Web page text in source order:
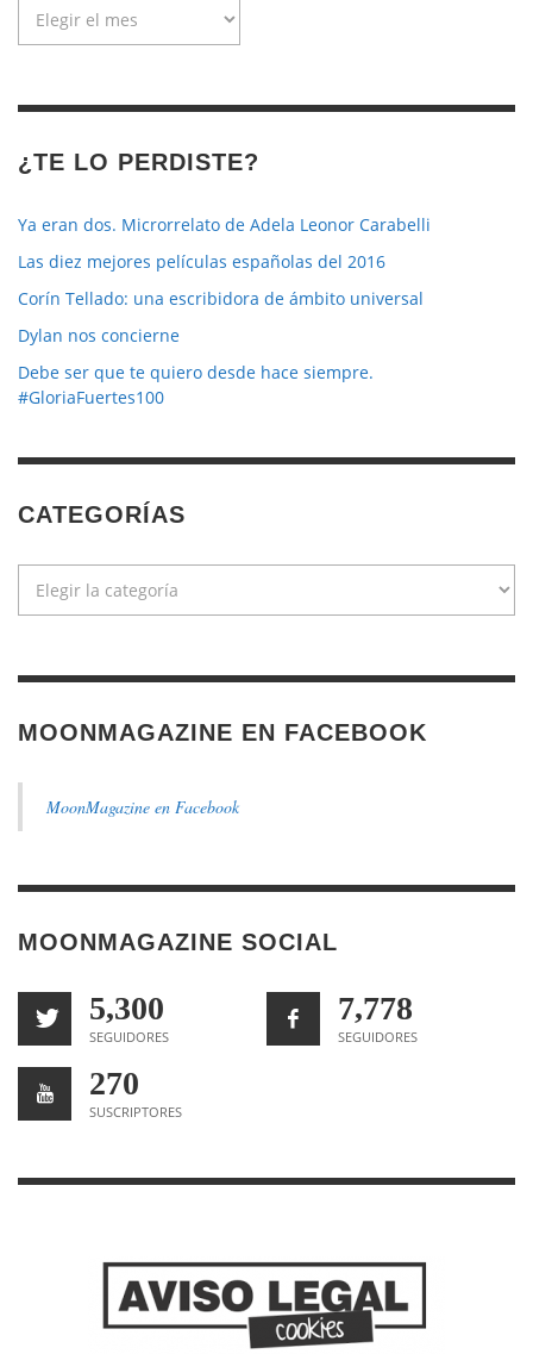
¿TE LO PERDISTE?
Ya eran dos. Microrrelato de Adela Leonor Carabelli
Las diez mejores películas españolas del 2016
Corín Tellado: una escribidora de ámbito universal
Dylan nos concierne
Debe ser que te quiero desde hace siempre.
#GloriaFuertes100
CATEGORÍAS
MOONMAGAZINE EN FACEBOOK
MoonMagazine en Facebook
MOONMAGAZINE SOCIAL
5,300
SEGUIDORES
7,778
SEGUIDORES
270
SUSCRIPTORES